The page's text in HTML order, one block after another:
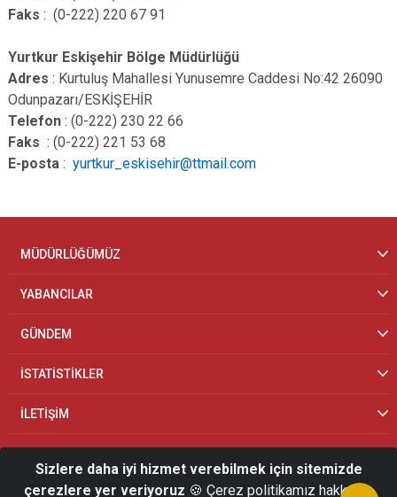
Faks : (0-222) 220 67 91
Yurtkur Eskişehir Bölge Müdürlüğü
Adres : Kurtuluş Mahallesi Yunusemre Caddesi No:42 26090
Odunpazarı/ESKİŞEHİR
Telefon : (0-222) 230 22 66
Faks : (0-222) 221 53 68
E-posta : yurtkur_eskisehir@ttmail.com
MÜDÜRLÜĞÜMÜZ
YABANCILAR
GÜNDEM
İSTATİSTİKLER
İLETİŞİM
Sizlere daha iyi hizmet verebilmek için sitemizde
çerezlere yer veriyoruz 🍪 Çerez politikamız hakkında